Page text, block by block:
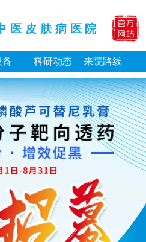
医皮肤病医院
备 科研动态 来院路线